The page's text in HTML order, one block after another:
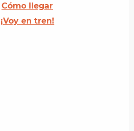
Cómo llegar
¡Voy en tren!